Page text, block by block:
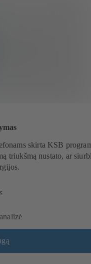
skirta KSB
triukšmą nustato, ar